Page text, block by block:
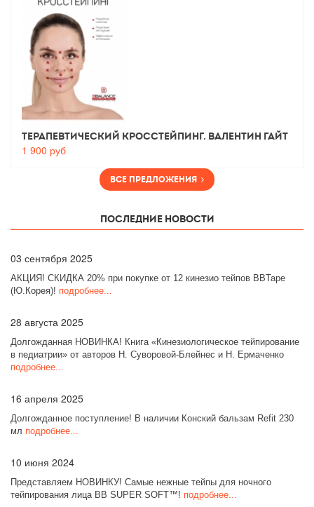
Терапевтический Кросстейпинг. Валентин Гайт
1 900 руб
Все предложения
Последние новости
03 сентября 2025
АКЦИЯ! СКИДКА 20% при покупке от 12 кинезио тейпов BBTape
(Ю.Корея)! подробнее...
28 августа 2025
Долгожданная НОВИНКА! Книга «Кинезиологическое тейпирование
в педиатрии» от авторов Н. Суворовой-Блейнес и Н. Ермаченко
подробнее...
16 апреля 2025
Долгожданное поступление! В наличии Конский бальзам Refit 230
мл подробнее...
10 июня 2024
Представляем НОВИНКУ! Самые нежные тейпы для ночного
тейпирования лица BB SUPER SOFT™! подробнее...